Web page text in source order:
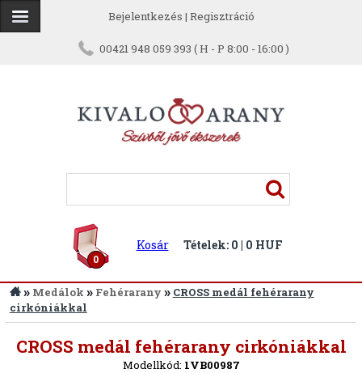
Bejelentkezés | Regisztráció
00421 948 059 393 ( H - P 8:00 - 16:00 )
0
Kosár Tételek: 0 | 0 HUF
» Medálok » Fehérarany » CROSS medál fehérarany
cirkóniákkal
CROSS medál fehérarany cirkóniákkal
Modellkód: 1VB00987
Vissza